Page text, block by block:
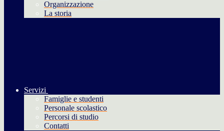
Organizzazione
La storia
Servizi
Famiglie e studenti
Personale scolastico
Percorsi di studio
Contatti